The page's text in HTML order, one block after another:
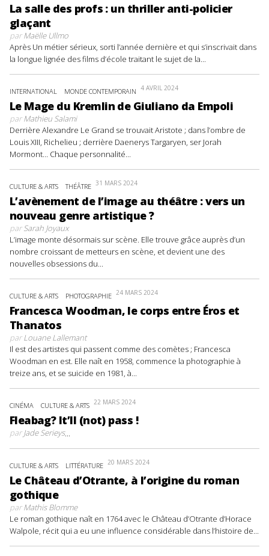
La salle des profs : un thriller anti-policier
glaçant
parMaëlle Ullmo
Après Un métier sérieux, sorti l’année dernière et qui s’inscrivait dans
la longue lignée des films d’école traitant le sujet de la...
INTERNATIONAL MONDE CONTEMPORAIN 4 AVRIL 2024
Le Mage du Kremlin de Giuliano da Empoli
parMathieu Salami
Derrière Alexandre Le Grand se trouvait Aristote ; dans l’ombre de
Louis XIII, Richelieu ; derrière Daenerys Targaryen, ser Jorah
Mormont… Chaque personnalité...
CULTURE & ARTS THÉÂTRE 31 MARS 2024
L’avènement de l’image au théâtre : vers un
nouveau genre artistique ?
parSarah Joyaux
L’image monte désormais sur scène. Elle trouve grâce auprès d’un
nombre croissant de metteurs en scène, et devient une des
nouvelles obsessions du...
CULTURE & ARTS PHOTOGRAPHIE 24 MARS 2024
Francesca Woodman, le corps entre Éros et
Thanatos
parLouane Lallemant
Il est des artistes qui passent comme des comètes ; Francesca
Woodman en est. Elle naît en 1958, commence la photographie à
treize ans, et se suicide en 1981, à...
CINÉMA CULTURE & ARTS 22 MARS 2024
Fleabag? It’ll (not) pass !
parJade Serieys...
CULTURE & ARTS LITTÉRATURE 20 MARS 2024
Le Château d’Otrante, à l’origine du roman
gothique
parMathis Blomme
Le roman gothique naît en 1764 avec le Château d’Otrante d’Horace
Walpole, récit qui a eu une influence considérable dans l’histoire de...